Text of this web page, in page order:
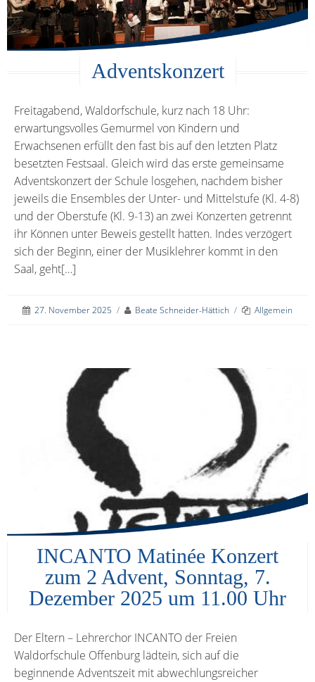
Adventskonzert
Freitagabend, Waldorfschule, kurz nach 18 Uhr:
erwartungsvolles Gemurmel von Kindern und
Erwachsenen erfüllt den fast bis auf den letzten Platz
besetzten Festsaal. Gleich wird das erste gemeinsame
Adventskonzert der Schule losgehen, nachdem bisher
jeweils die Ensembles der Unter- und Mittelstufe (Kl. 4-8)
und der Oberstufe (Kl. 9-13) an zwei Konzerten getrennt
ihr Können unter Beweis gestellt hatten. Indes verzögert
sich der Beginn, einer der Musiklehrer kommt in den
Saal, geht[…]
27. November 2025 / Beate Schneider-Hättich / Allgemein
INCANTO Matinée Konzert
zum 2 Advent, Sonntag, 7.
Dezember 2025 um 11.00 Uhr
Der Eltern – Lehrerchor INCANTO der Freien
Waldorfschule Offenburg lädtein, sich auf die
beginnende Adventszeit mit abwechlungsreicher